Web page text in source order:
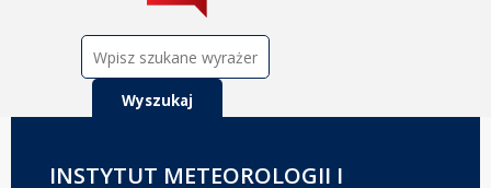
INSTYTUT METEOROLOGII I